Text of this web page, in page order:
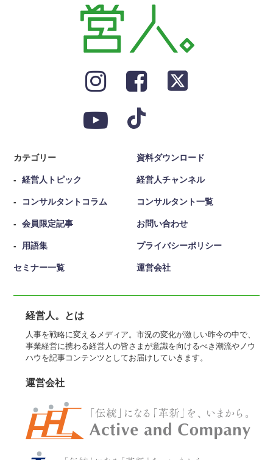
カテゴリー
経営人トピック
コンサルタントコラム
会員限定記事
用語集
セミナー一覧
資料ダウンロード
経営人チャンネル
コンサルタント一覧
お問い合わせ
プライバシーポリシー
運営会社
経営人。とは
人事を戦略に変えるメディア。市況の変化が激しい昨今の中で、
事業経営に携わる経営人の皆さまが意識を向けるべき潮流やノウ
ハウを記事コンテンツとしてお届けしていきます。
運営会社